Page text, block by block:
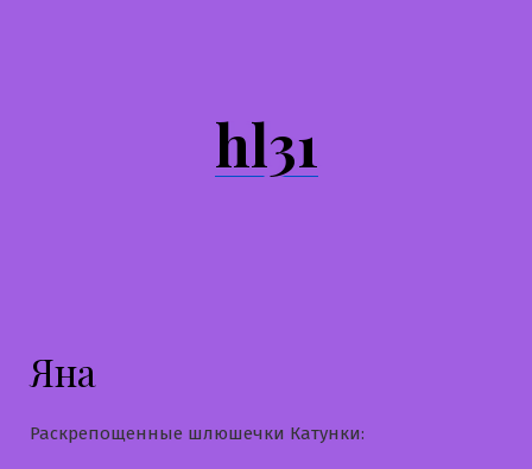
hl31
Яна
Раскрепощенные шлюшечки Катунки: